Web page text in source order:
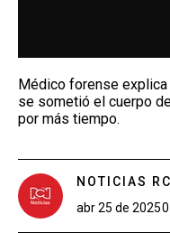
Médico forense
se sometió el cuerpo
por más tiempo.
NOTICIAS
abr 25 de 2025